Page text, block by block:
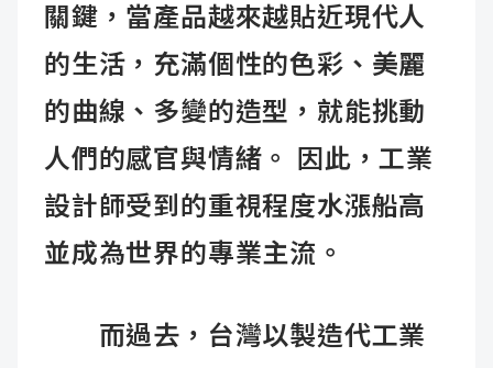
關鍵，當產品越來越貼近現代人
的生活，充滿個性的色彩、美麗
的曲線、多變的造型，就能挑動
人們的感官與情緒。 因此，工業
設計師受到的重視程度水漲船高
並成為世界的專業主流。
而過去，台灣以製造代工業